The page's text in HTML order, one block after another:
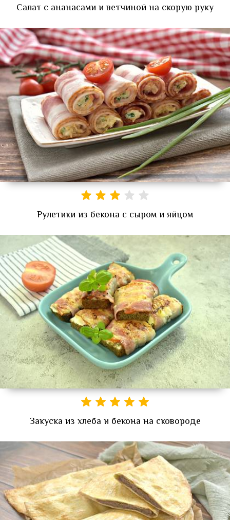
Салат с ананасами и ветчиной на скорую руку
Рулетики из бекона с сыром и яйцом
Закуска из хлеба и бекона на сковороде